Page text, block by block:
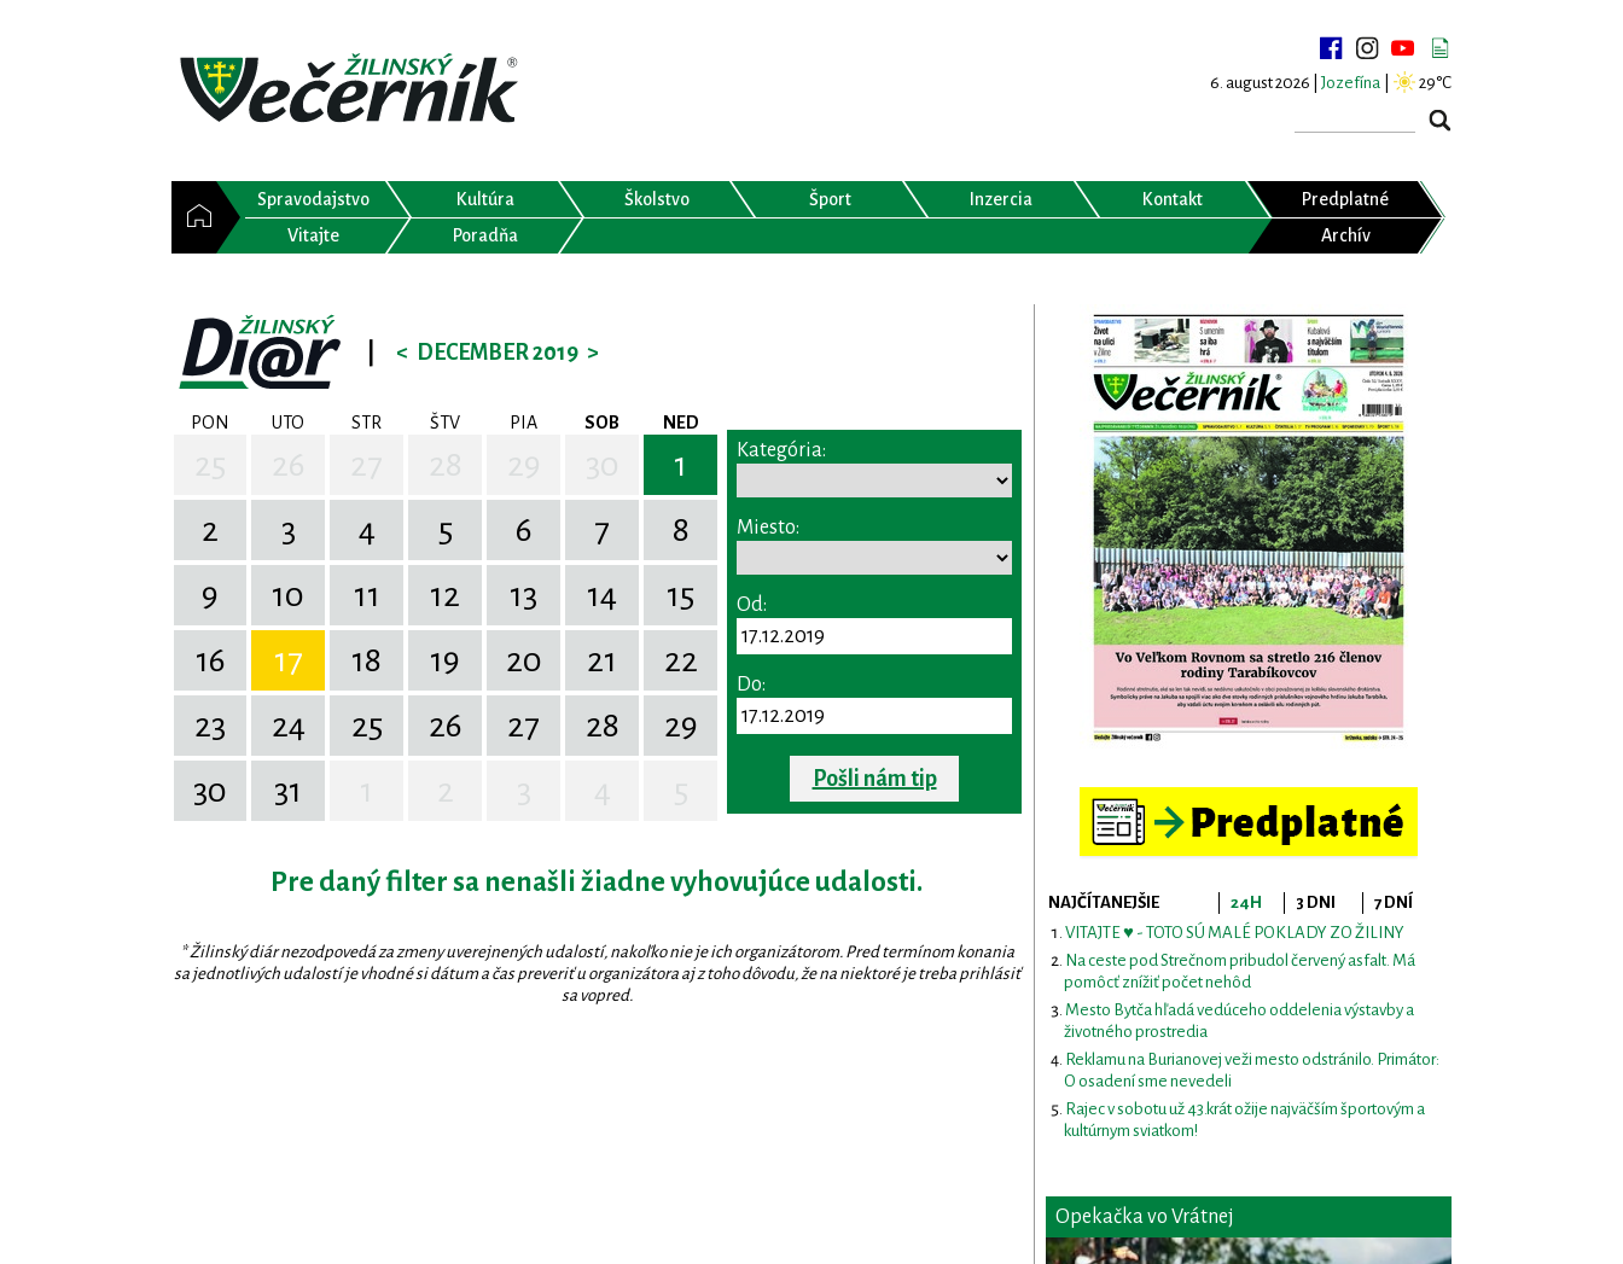
6. august 2026 | Jozefína 29°C
Spravodajstvo Kultúra Školstvo Šport Inzercia Kontakt
Predplatné
Vitajte
Poradňa Archív
< DECEMBER 2019 >
PON UTO STR ŠTV PIA SOB NED
1
2
3 4 5 6 7
8
9
10 11 12 13 14
15
16
17 18 19 20 21
22
23
24 25 26 27 28
29
30
31
Kategória:
Miesto:
Od:
Do:
Pošli nám tip
Pre daný filter sa nenašli žiadne vyhovujúce udalosti.
* Žilinský diár nezodpovedá za zmeny uverejnených udalostí, nakoľko nie je ich organizátorom. Pred termínom konania
sa jednotlivých udalostí je vhodné si dátum a čas preveriť u organizátora aj z toho dôvodu, že na niektoré je treba prihlásiť
sa vopred.
NAJČÍTANEJŠIE 24H 3 DNI
7 DNÍ
VITAJTE ♥ - TOTO SÚ MALÉ POKLADY ZO ŽILINY
Na ceste pod Strečnom pribudol červený asfalt. Má
pomôcť znížiť počet nehôd
Mesto Bytča hľadá vedúceho oddelenia výstavby a
životného prostredia
Reklamu na Burianovej veži mesto odstránilo. Primátor:
O osadení sme nevedeli
Rajec v sobotu už 43.krát ožije najväčším športovým a
kultúrnym sviatkom!
Opekačka vo Vrátnej